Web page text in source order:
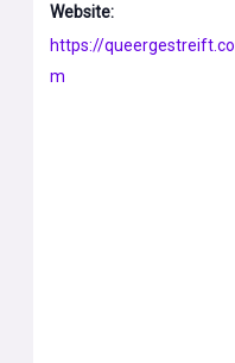
Website:
https://queergestreift.co
m